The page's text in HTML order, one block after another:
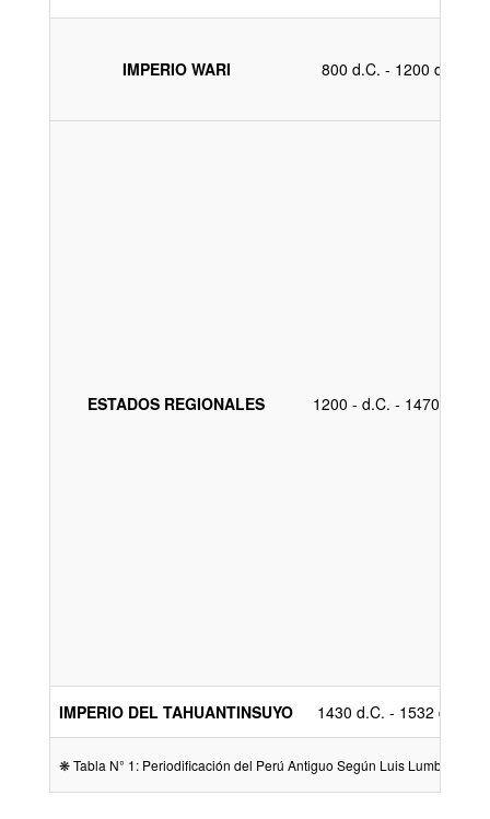
IMPERIO WARI 800 d.C. - 1200 d.C.
ESTADOS REGIONALES 1200 - d.C. - 1470 d.C.
IMPERIO DEL TAHUANTINSUYO 1430 d.C. - 1532 d.C.
❋ Tabla N° 1: Periodificación del Perú Antiguo Según Luis Lumbreras /